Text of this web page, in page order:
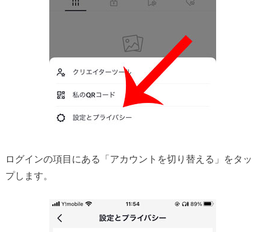
ログインの項目にある「アカウントを切り替える」をタッ
プします。